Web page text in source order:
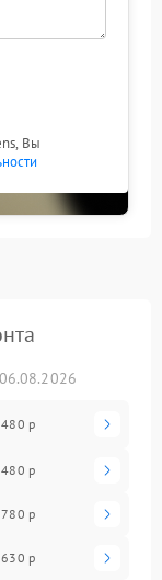
Вы
480 р
480 р
780 р
630 р